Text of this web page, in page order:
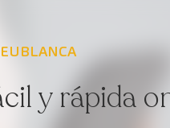
y rápida